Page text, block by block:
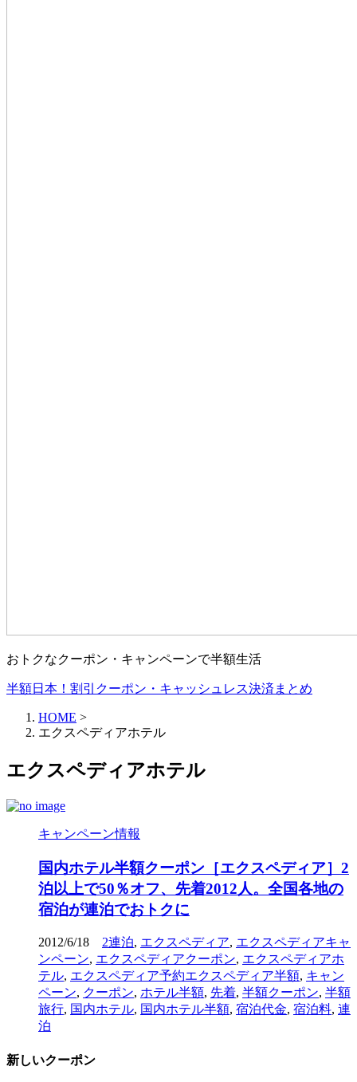
おトクなクーポン・キャンペーンで半額生活
半額日本！割引クーポン・キャッシュレス決済まとめ
HOME >
エクスペディアホテル
エクスペディアホテル
キャンペーン情報
国内ホテル半額クーポン［エクスペディア］2
泊以上で50％オフ、先着2012人。全国各地の
宿泊が連泊でおトクに
2012/6/18 2連泊, エクスペディア, エクスペディアキャ
ンペーン, エクスペディアクーポン, エクスペディアホ
テル, エクスペディア予約エクスペディア半額, キャン
ペーン, クーポン, ホテル半額, 先着, 半額クーポン, 半額
旅行, 国内ホテル, 国内ホテル半額, 宿泊代金, 宿泊料, 連
泊
新しいクーポン